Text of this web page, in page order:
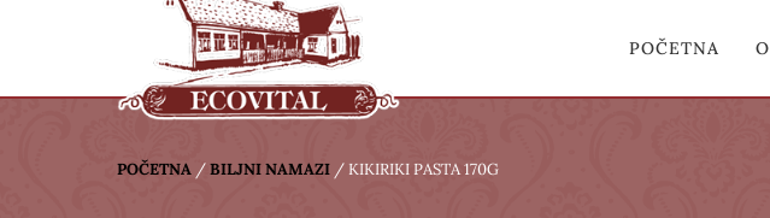
POČETNA
POČETNA /BILJNI NAMAZI / KIKIRIKI PASTA 170G